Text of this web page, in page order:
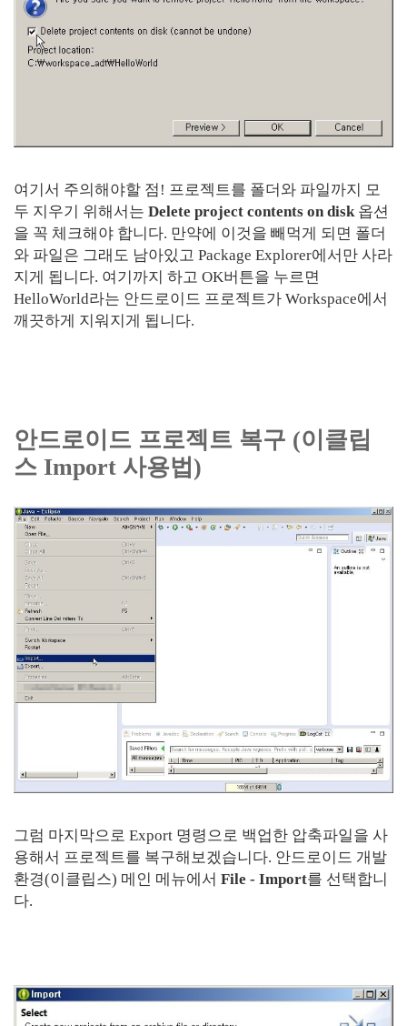
여기서 주의해야할 점! 프로젝트를 폴더와 파일까지 모
두 지우기 위해서는 Delete project contents on disk옵션
을 꼭 체크해야 합니다. 만약에 이것을 빼먹게 되면 폴더
와 파일은 그래도 남아있고 Package Explorer에서만 사라
지게 됩니다. 여기까지 하고 OK버튼을 누르면
HelloWorld라는 안드로이드 프로젝트가 Workspace에서
깨끗하게 지워지게 됩니다.
안드로이드 프로젝트 복구 (이클립
스 Import 사용법)
그럼 마지막으로 Export 명령으로 백업한 압축파일을 사
용해서 프로젝트를 복구해보겠습니다. 안드로이드 개발
환경(이클립스) 메인 메뉴에서 File - Import를 선택합니
다.